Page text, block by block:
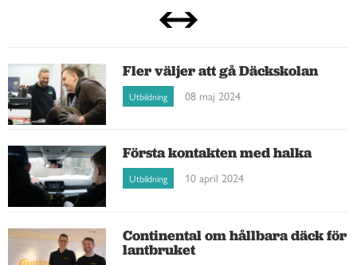
Fler väljer att gå Däckskolan
Utbildning 08 maj 2024
Första kontakten med halka
Utbildning 10 april 2024
Continental om hållbara däck för
lantbruket